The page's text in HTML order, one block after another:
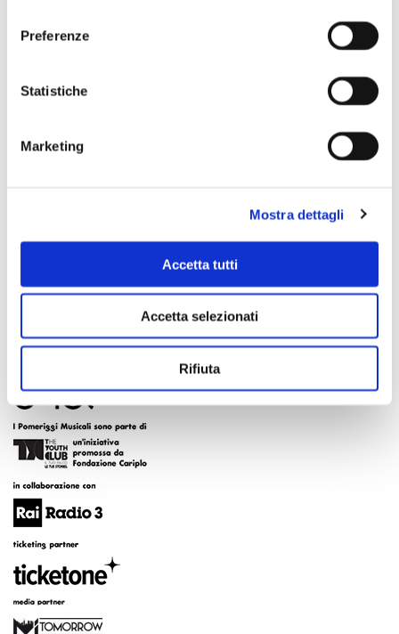
Preferenze
Statistiche
Marketing
Mostra dettagli
Accetta tutti
Accetta selezionati
Rifiuta